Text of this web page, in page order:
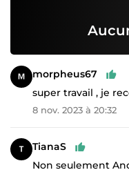
morpheus67
super travail , je
8 nov. 2023 à 20:32
TianaS
Non seulement